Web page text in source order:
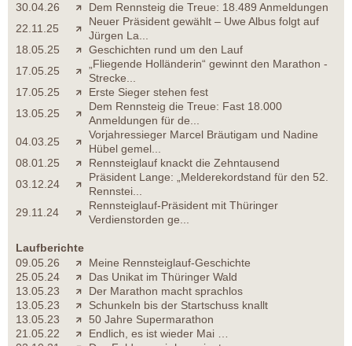
30.04.26
Dem Rennsteig die Treue: 18.489 Anmeldungen
22.11.25
Neuer Präsident gewählt – Uwe Albus folgt auf
Jürgen La...
18.05.25
Geschichten rund um den Lauf
17.05.25
„Fliegende Holländerin“ gewinnt den Marathon -
Strecke...
17.05.25
Erste Sieger stehen fest
13.05.25
Dem Rennsteig die Treue: Fast 18.000
Anmeldungen für de...
04.03.25
Vorjahressieger Marcel Bräutigam und Nadine
Hübel gemel...
08.01.25
Rennsteiglauf knackt die Zehntausend
03.12.24
Präsident Lange: „Melderekordstand für den 52.
Rennstei...
29.11.24
Rennsteiglauf-Präsident mit Thüringer
Verdienstorden ge...
Laufberichte
09.05.26
Meine Rennsteiglauf-Geschichte
25.05.24
Das Unikat im Thüringer Wald
13.05.23
Der Marathon macht sprachlos
13.05.23
Schunkeln bis der Startschuss knallt
13.05.23
50 Jahre Supermarathon
21.05.22
Endlich, es ist wieder Mai …